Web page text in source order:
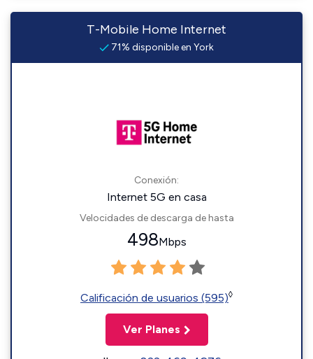
T-Mobile Home Internet
71% disponible en York
Conexión:
Internet 5G en casa
Velocidades de descarga de hasta
498Mbps
Calificación de usuarios (595)◊
Ver Planes